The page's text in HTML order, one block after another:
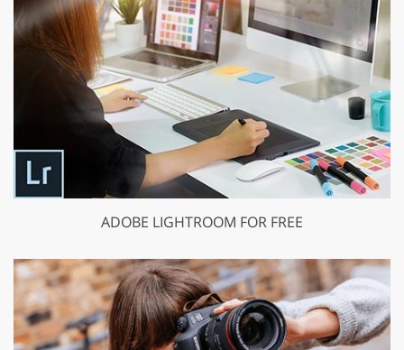
ADOBE LIGHTROOM FOR FREE